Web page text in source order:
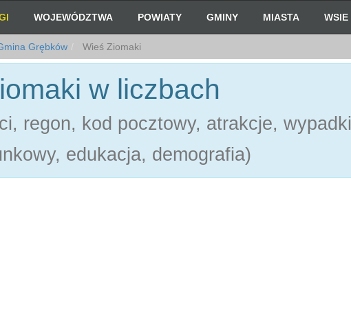
WOJEWÓDZTWA POWIATY GMINY MIASTA WSIE
Grębków Wieś Ziomaki
w liczbach
regon, kod pocztowy, atrakcje, wypadki
edukacja, demografia)